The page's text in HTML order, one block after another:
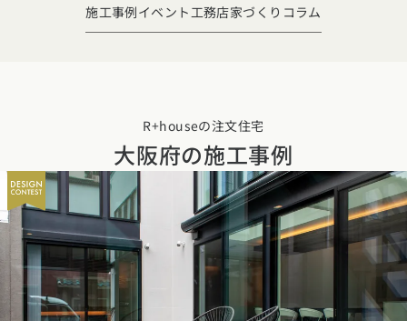
家づくりの流れ
アフターサポート
建築家
東京都神奈川県埼玉県千葉県茨城県栃木県群馬県
愛知県岐阜県静岡県 三重県
関西エリア
大阪府兵庫県 滋賀県奈良県
フォトギャラリー
オーナー様の声 (評価・口コミ)
設計した建築家の想い
R+houseの間取り
動画で学ぶ注文住宅
ルームツアー
注文住宅の基礎知識
設備・性能
お金と住まい
周辺環境
北海道・東北エリア
北海道青森県 秋田県山形県福島県
関東エリア
東京都神奈川県 千葉県茨城県 栃木県
甲信越・北陸エリア
チェックポイントがわかる！
家づくり３つのお役立ちツール
施工事例イベント工務店家づくりコラム
R+houseの注文住宅
大阪府の施工事例